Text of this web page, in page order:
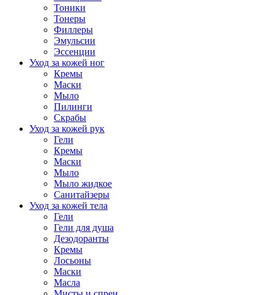
Тоники
Тонеры
Филлеры
Эмульсии
Эссенции
Уход за кожей ног
Кремы
Маски
Мыло
Пилинги
Скрабы
Уход за кожей рук
Гели
Кремы
Маски
Мыло
Мыло жидкое
Санитайзеры
Уход за кожей тела
Гели
Гели для душа
Дезодоранты
Кремы
Лосьоны
Маски
Масла